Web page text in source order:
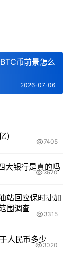
币前景怎么
2026-07-06
)
7405
大银行是真的吗
3570
站回应保时捷加
围调查
3315
人民币多少
3020